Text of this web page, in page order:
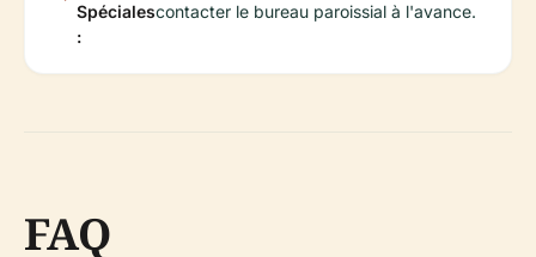
Spéciales
:
contacter le bureau paroissial à l'avance.
FAQ